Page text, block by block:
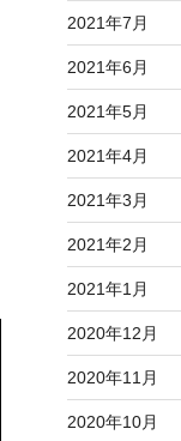
2021年7月
2021年6月
2021年5月
2021年4月
2021年3月
2021年2月
2021年1月
2020年12月
2020年11月
2020年10月